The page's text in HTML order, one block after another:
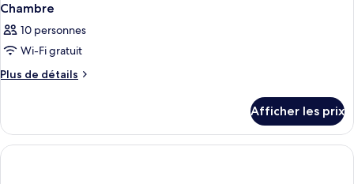
Chambre
10 personnes
Wi-Fi gratuit
Plus de détails
Plus
Chambre
Afficher les prix